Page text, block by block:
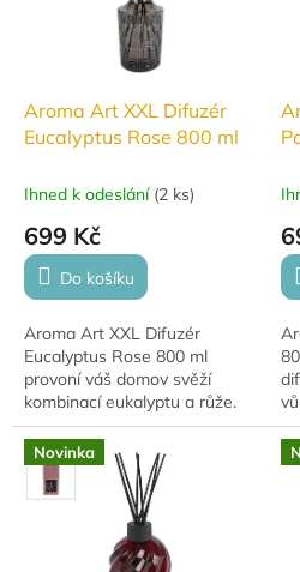
Aroma Art XXL Difuzér
Eucalyptus Rose 800 ml
Ihned k odeslání (2 ks)
699 Kč
Do košíku
Aroma Art XXL Difuzér
Eucalyptus Rose 800 ml
provoní váš domov svěží
kombinací eukalyptu a růže.
Elegantní difuzér v tmavém
skleněném provedení je
stylovým doplňkem interiéru
a...
a...
Novinka